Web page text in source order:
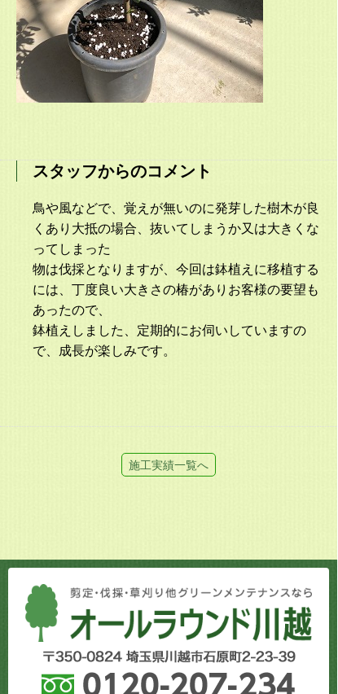
スタッフからのコメント
鳥や風などで、覚えが無いのに発芽した樹木が良
くあり大抵の場合、抜いてしまうか又は大きくな
ってしまった
物は伐採となりますが、今回は鉢植えに移植する
には、丁度良い大きさの椿がありお客様の要望も
あったので、
鉢植えしました、定期的にお伺いしていますの
で、成長が楽しみです。
施工実績一覧へ